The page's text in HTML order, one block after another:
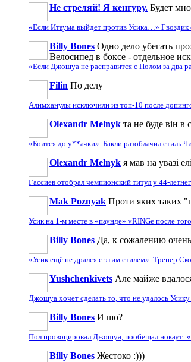
Не стреляй! Я кенгуру. Будет
«Если Итаума выйдет против Усика…»
Billy Bones Одно дело убегать
Велосипед в боксе - отдельное
«Если Джошуа не расправится с Полом за два
Filin По делу
Алимханулы исключили из топ-10 после
Olexandr Melnyk та не буде він в
«Боится до у**ачки». Бакли разоблачил стиль
Olexandr Melnyk я мав на увазі
Гассиев отобрал чемпионский титул у 44-
Mak Poznyak Проти яких таких
Усик на 1-м месте в «паунде» vRINGe после
Billy Bones Да, к сожалению
«Усик ещё не дрался с этим стилем». Тренер
Yushchenkivets Але майже
Джошуа хочет сделать то, что не удалось Усику
Billy Bones И шо?
Пол провоцировал Джошуа, пообещал нокаут:
Billy Bones Жестоко :)))